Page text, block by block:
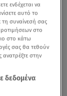
ενδέχεται να
αυτό το
τη συναίνεσή σας
στο
στο κάτω
σας θα τεθούν
ανατρέξτε στην
δεδομένα